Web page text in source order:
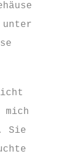
Sie